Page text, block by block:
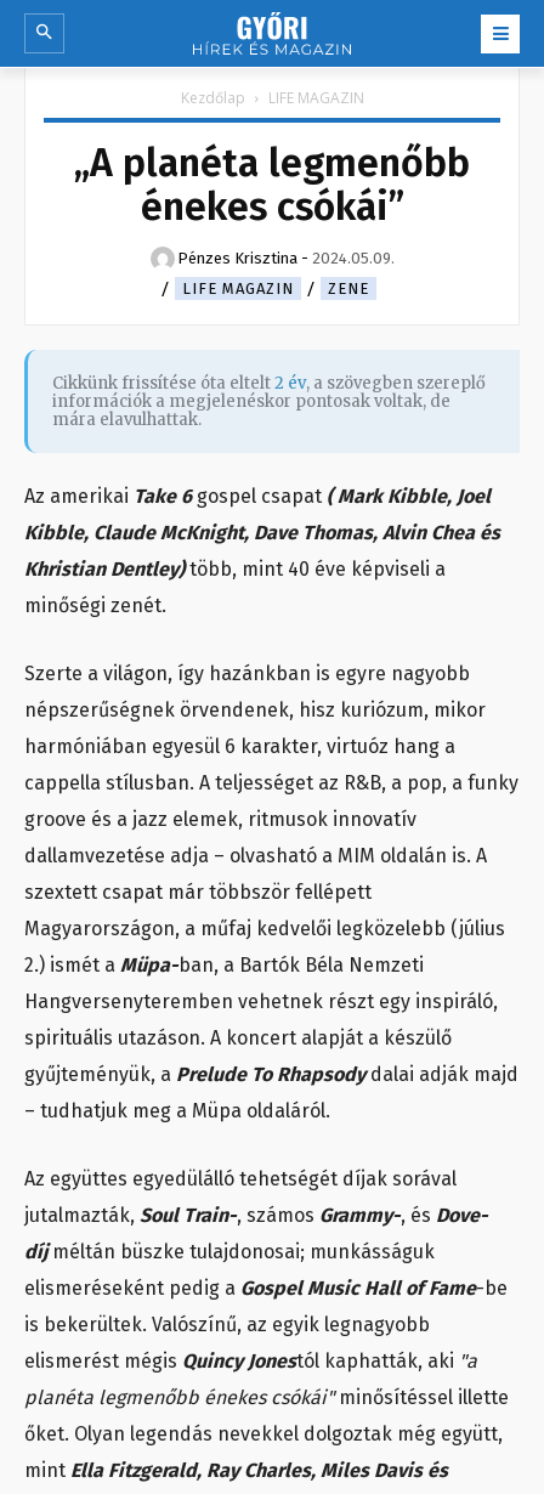
Kezdőlap LIFE MAGAZIN
„A planéta legmenőbb
énekes csókái”
Pénzes Krisztina - 2024.05.09.
LIFE MAGAZIN
ZENE
Cikkünk frissítése óta eltelt2 év, a szövegben szereplő
információk a megjelenéskor pontosak voltak, de
mára elavulhattak.
Az amerikai Take 6 gospel csapat ( Mark Kibble, Joel
Kibble, Claude McKnight, Dave Thomas, Alvin Chea és
Khristian Dentley)több, mint 40 éve képviseli a
minőségi zenét.
Szerte a világon, így hazánkban is egyre nagyobb
népszerűségnek örvendenek, hisz kuriózum, mikor
harmóniában egyesül 6 karakter, virtuóz hang a
cappella stílusban. A teljességet az R&B, a pop, a funky
groove és a jazz elemek, ritmusok innovatív
dallamvezetése adja – olvasható a MIM oldalán is. A
szextett csapat már többször fellépett
Magyarországon, a műfaj kedvelői legközelebb (július
2.) ismét a Müpa-ban, a Bartók Béla Nemzeti
Hangversenyteremben vehetnek részt egy inspiráló,
spirituális utazáson. A koncert alapját a készülő
gyűjteményük, a Prelude To Rhapsodydalai adják majd
– tudhatjuk meg a Müpa oldaláról.
Az együttes egyedülálló tehetségét díjak sorával
jutalmazták, Soul Train-, számos Grammy-, és Dove-
díjméltán büszke tulajdonosai; munkásságuk
elismeréseként pedig a Gospel Music Hall of Fame-be
is bekerültek. Valószínű, az egyik legnagyobb
elismerést mégis Quincy Jonestól kaphatták, aki "a
planéta legmenőbb énekes csókái" minősítéssel illette
őket. Olyan legendás nevekkel dolgoztak még együtt,
mint Ella Fitzgerald, Ray Charles, Miles Davis és